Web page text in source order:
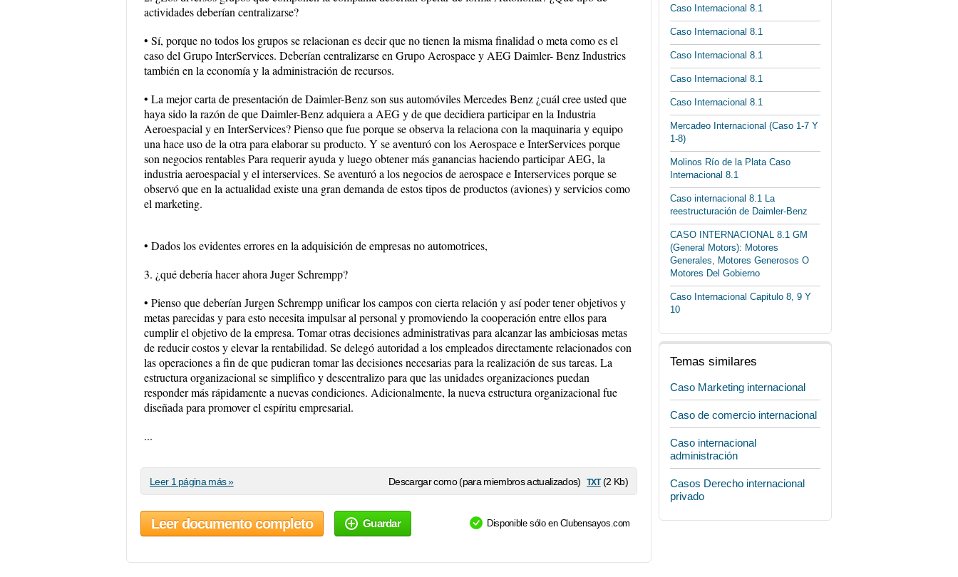
actividades deberían centralizarse?
• Sí, porque no todos los grupos se relacionan es decir que no tienen la misma finalidad o meta como es el
caso del Grupo InterServices. Deberían centralizarse en Grupo Aerospace y AEG Daimler- Benz Industrics
también en la economía y la administración de recursos.
• La mejor carta de presentación de Daimler-Benz son sus automóviles Mercedes Benz ¿cuál cree usted que
haya sido la razón de que Daimler-Benz adquiera a AEG y de que decidiera participar en la Industria
Aeroespacial y en InterServices? Pienso que fue porque se observa la relaciona con la maquinaria y equipo
una hace uso de la otra para elaborar su producto. Y se aventuró con los Aerospace e InterServices porque
son negocios rentables Para requerir ayuda y luego obtener más ganancias haciendo participar AEG, la
industria aeroespacial y el interservices. Se aventuró a los negocios de aerospace e Interservices porque se
observó que en la actualidad existe una gran demanda de estos tipos de productos (aviones) y servicios como
el marketing.
• Dados los evidentes errores en la adquisición de empresas no automotrices,
3. ¿qué debería hacer ahora Juger Schrempp?
• Pienso que deberían Jurgen Schrempp unificar los campos con cierta relación y así poder tener objetivos y
metas parecidas y para esto necesita impulsar al personal y promoviendo la cooperación entre ellos para
cumplir el objetivo de la empresa. Tomar otras decisiones administrativas para alcanzar las ambiciosas metas
de reducir costos y elevar la rentabilidad. Se delegó autoridad a los empleados directamente relacionados con
las operaciones a fin de que pudieran tomar las decisiones necesarias para la realización de sus tareas. La
estructura organizacional se simplifico y descentralizo para que las unidades organizaciones puedan
responder más rápidamente a nuevas condiciones. Adicionalmente, la nueva estructura organizacional fue
diseñada para promover el espíritu empresarial.
...
Descargar como (para miembros actualizados) txt(2 Kb)
Leer 1 página más »
Leer documento completo Guardar Disponible sólo en Clubensayos.com
Caso Internacional 8.1
Caso Internacional 8.1
Caso Internacional 8.1
Caso Internacional 8.1
Caso Internacional 8.1
Mercadeo Internacional (Caso 1-7 Y
1-8)
Molinos Río de la Plata Caso
Internacional 8.1
Caso internacional 8.1 La
reestructuración de Daimler-Benz
CASO INTERNACIONAL 8.1 GM
(General Motors): Motores
Generales, Motores Generosos O
Motores Del Gobierno
Caso Internacional Capitulo 8, 9 Y
10
Temas similares
Caso Marketing internacional
Caso de comercio internacional
Caso internacional
administración
Casos Derecho internacional
privado